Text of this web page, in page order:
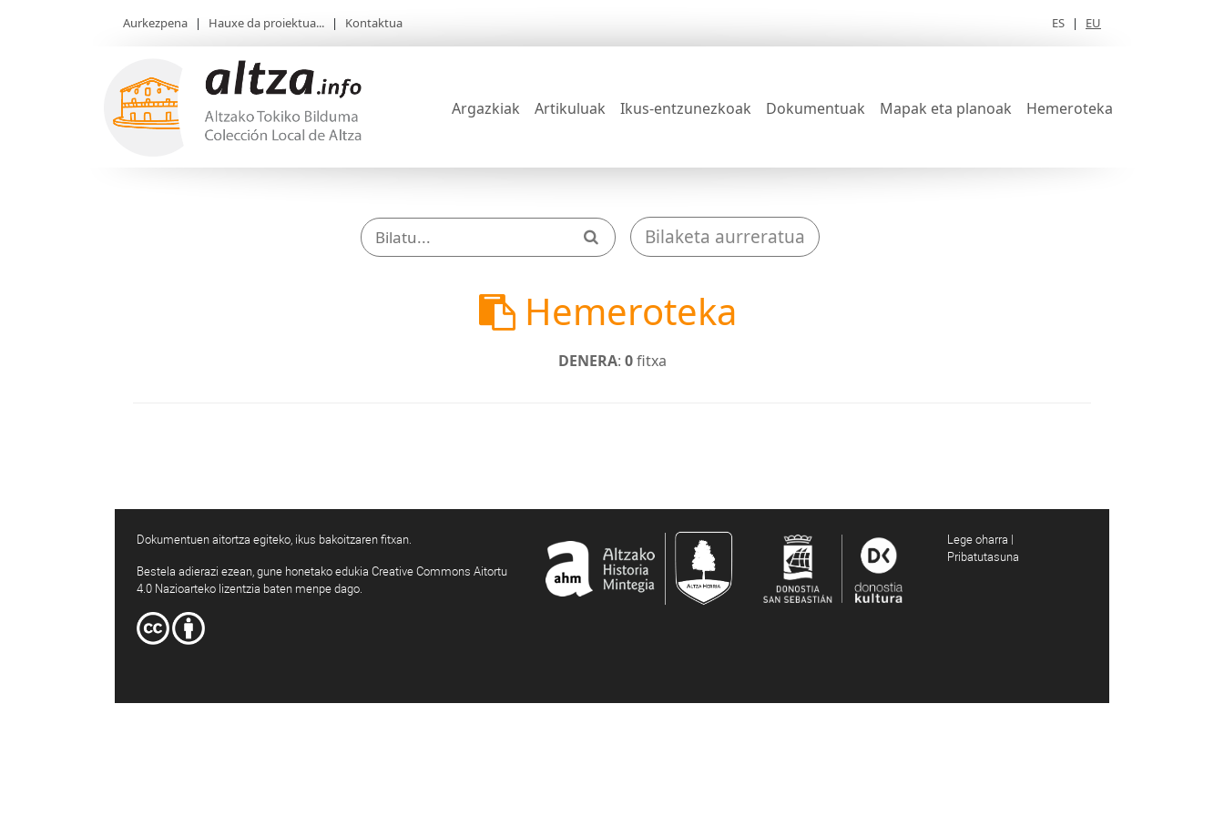
Aurkezpena | Hauxe da proiektua... | Kontaktua ES | EU
Argazkiak Artikuluak Ikus-entzunezkoak Dokumentuak Mapak eta planoak Hemeroteka
Bilaketa aurreratua
Hemeroteka
DENERA: 0fitxa
Dokumentuen aitortza egiteko, ikus bakoitzaren fitxan.
Bestela adierazi ezean, gune honetako edukia Creative Commons Aitortu
4.0 Nazioarteko lizentzia baten menpe dago.
Lege oharra |
Pribatutasuna